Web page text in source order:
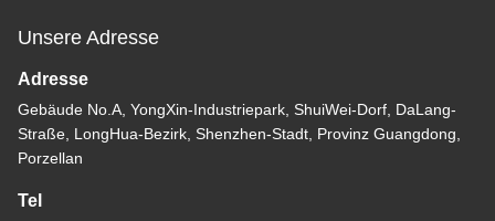
Unsere Adresse
Adresse
Gebäude No.A, YongXin-Industriepark, ShuiWei-Dorf, DaLang-
Straße, LongHua-Bezirk, Shenzhen-Stadt, Provinz Guangdong,
Porzellan
Tel